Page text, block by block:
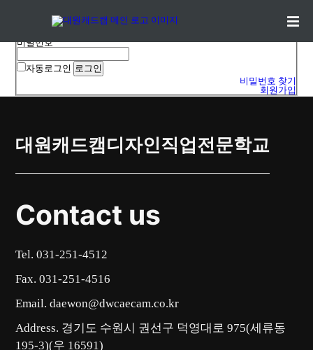
비밀번호
자동로그인
비밀번호 찾기
회원가입
대원캐드캠디자인직업전문학교
Contact us
Tel. 031-251-4512
Fax. 031-251-4516
Email. daewon@dwcaecam.co.kr
Address. 경기도 수원시 권선구 덕영대로 975(세류동
195-3)(우 16591)